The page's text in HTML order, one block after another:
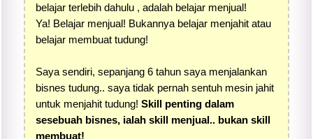
belajar terlebih dahulu , adalah belajar menjual!
Ya! Belajar menjual! Bukannya belajar menjahit atau
belajar membuat tudung!
Saya sendiri, sepanjang 6 tahun saya menjalankan
bisnes tudung.. saya tidak pernah sentuh mesin jahit
untuk menjahit tudung!Skill penting dalam
sesebuah bisnes, ialah skill menjual.. bukan skill
membuat!